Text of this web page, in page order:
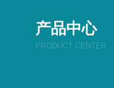
产品中心
PRODUCT CENTER